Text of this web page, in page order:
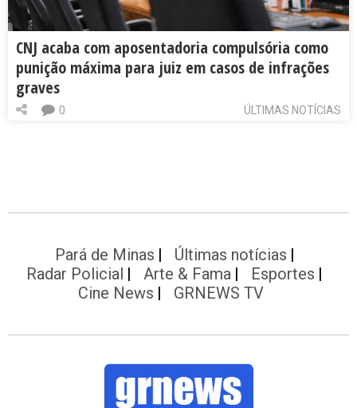
CNJ acaba com aposentadoria compulsória como
punição máxima para juiz em casos de infrações
graves
ÚLTIMAS NOTÍCIAS
0
Pará de Minas
Últimas notícias
Radar Policial
Arte & Fama
Esportes
Cine News
GRNEWS TV